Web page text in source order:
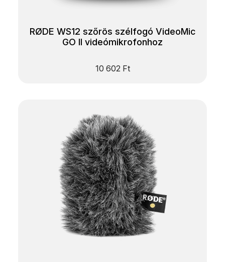
RØDE WS12 szőrös szélfogó VideoMic
GO II videómikrofonhoz
10 602 Ft